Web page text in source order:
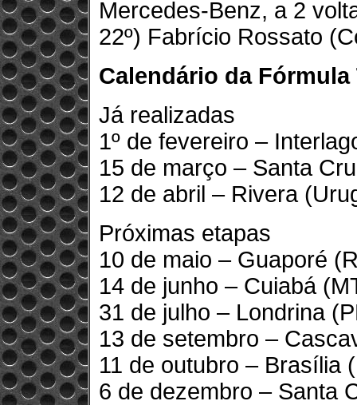
Mercedes-Benz, a 2
22º) Fabrício Rossato
Calendário da Fórmula
Já realizadas
1º de fevereiro –
15 de março – Santa
12 de abril – Rivera
Próximas etapas
10 de maio – Guaporé
14 de junho – Cuiabá
31 de julho – Londrina
13 de setembro –
11 de outubro – Brasília
6 de dezembro – Santa